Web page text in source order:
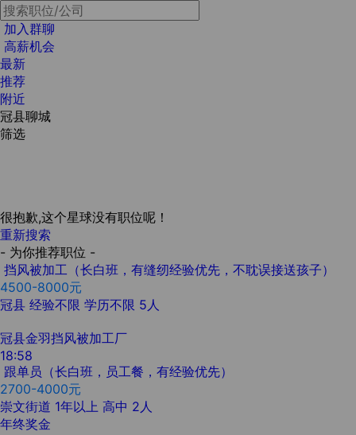
加入群聊
高薪机会
最新
推荐
附近
冠县聊城
筛选
很抱歉,这个星球没有职位呢！
重新搜索
- 为你推荐职位 -
挡风被加工（长白班，有缝纫经验优先，不耽误接送孩子）
4500-8000元
冠县 经验不限 学历不限 5人
冠县金羽挡风被加工厂
18:58
跟单员（长白班，员工餐，有经验优先）
2700-4000元
崇文街道 1年以上 高中 2人
年终奖金